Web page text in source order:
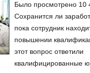
Было просмотрено 10
Сохранится ли
пока сотрудник
повышении
этот вопрос ответили
квалифицированные